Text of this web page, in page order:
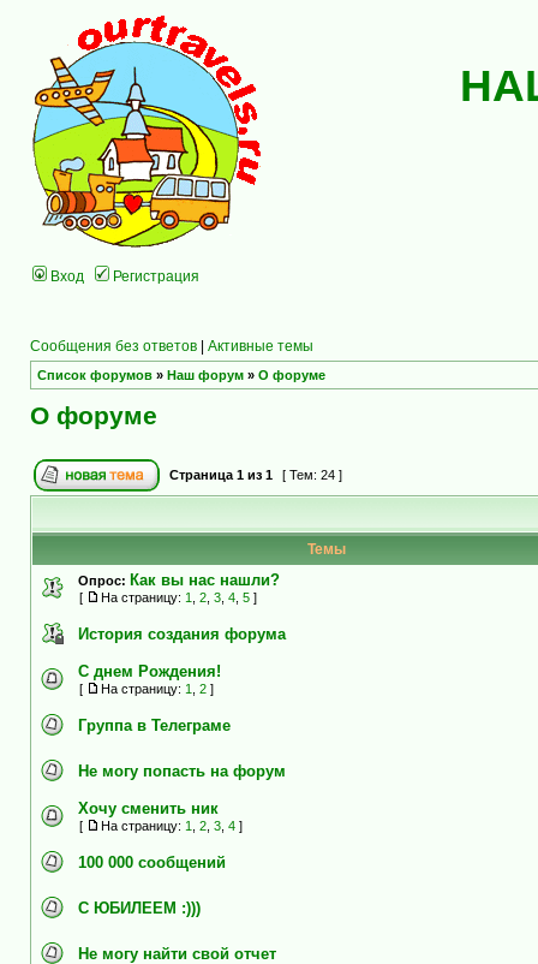
Вход Регистрация
Сообщения без ответов | Активные темы
Список форумов » Наш форум » О форуме
О форуме
Страница 1 из 1 [ Тем: 24 ]
Темы
Опрос: Как вы нас нашли?
[ На страницу: 1 2 3 4 5 ]
История создания форума
С днем Рождения!
[ На страницу: 1 2 ]
Группа в Телеграме
Не могу попасть на форум
Хочу сменить ник
[ На страницу: 1 2 3 4 ]
100 000 сообщений
C ЮБИЛЕЕМ :)))
Не могу найти свой отчет